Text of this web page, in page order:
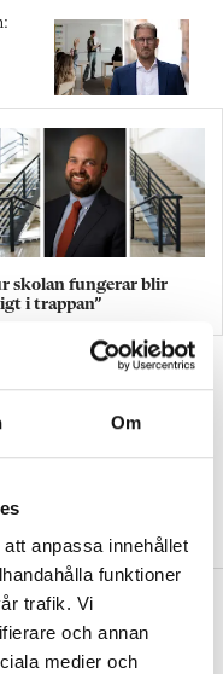
Om
anpassa innehållet
funktioner
trafik. Vi
och annan
medier och
skolan fungerar blir
i trappan”
på
när allt fler